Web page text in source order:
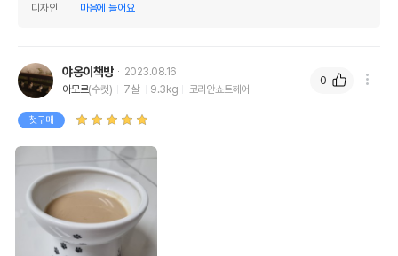
디자인
마음에 들어요
야옹이책방
2023.08.16
아모르(수컷) 7살 9.3kg 코리안쇼트헤어
첫구매
0